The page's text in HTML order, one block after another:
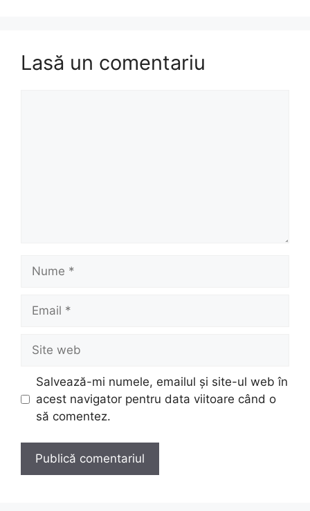
Lasă un comentariu
web
Salvează-mi numele, emailul și site-ul web în
acest navigator pentru data viitoare când o
să comentez.